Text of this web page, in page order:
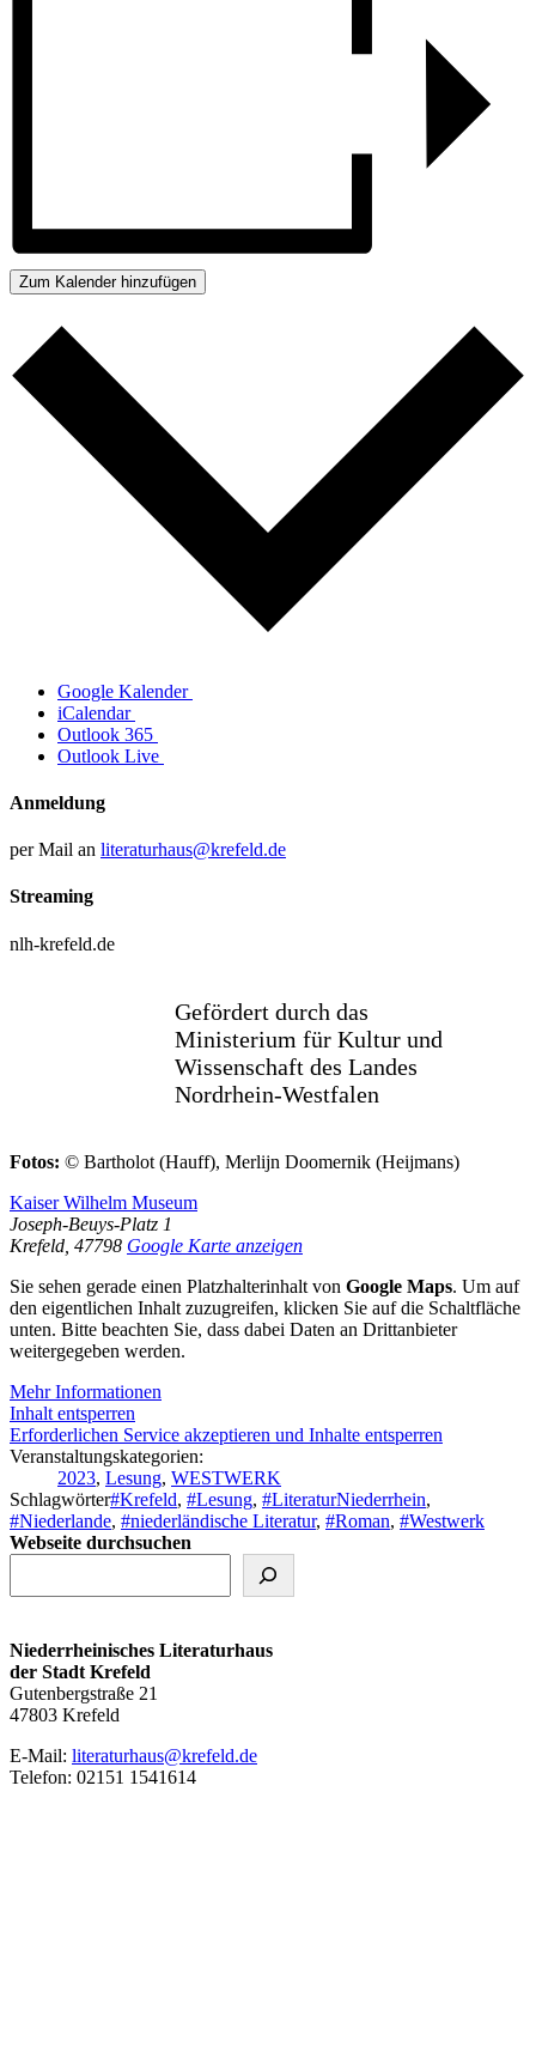
Zum Kalender hinzufügen
Google Kalender
iCalendar
Outlook 365
Outlook Live
Anmeldung
per Mail an literaturhaus@krefeld.de
Streaming
nlh-krefeld.de
Gefördert durch das
Ministerium für Kultur und
Wissenschaft des Landes
Nordrhein-Westfalen
Fotos: © Bartholot (Hauff), Merlijn Doomernik (Heijmans)
Kaiser Wilhelm Museum
Joseph-Beuys-Platz 1
Krefeld 47798 Google Karte anzeigen
Sie sehen gerade einen Platzhalterinhalt von Google Maps. Um auf
den eigentlichen Inhalt zuzugreifen, klicken Sie auf die Schaltfläche
unten. Bitte beachten Sie, dass dabei Daten an Drittanbieter
weitergegeben werden.
Mehr Informationen
Inhalt entsperren
Erforderlichen Service akzeptieren und Inhalte entsperren
Veranstaltungskategorien:
2023, Lesung, WESTWERK
Schlagwörter#Krefeld, #Lesung, #LiteraturNiederrhein,
#Niederlande, #niederländische Literatur, #Roman, #Westwerk
Webseite durchsuchen
Niederrheinisches Literaturhaus
der Stadt Krefeld
Gutenbergstraße 21
47803 Krefeld
E‑Mail: literaturhaus@krefeld.de
Telefon: 02151 1541614